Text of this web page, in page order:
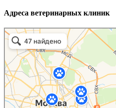
Адреса ветеринарных клиник